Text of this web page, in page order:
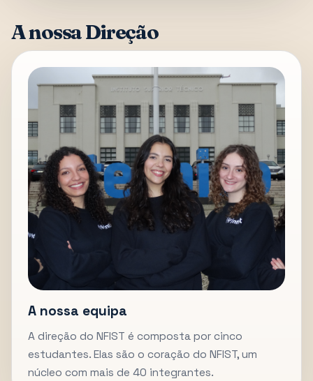
A nossa Direção
A nossa equipa
A direção do NFIST é composta por cinco
estudantes. Elas são o coração do NFIST, um
núcleo com mais de 40 integrantes.